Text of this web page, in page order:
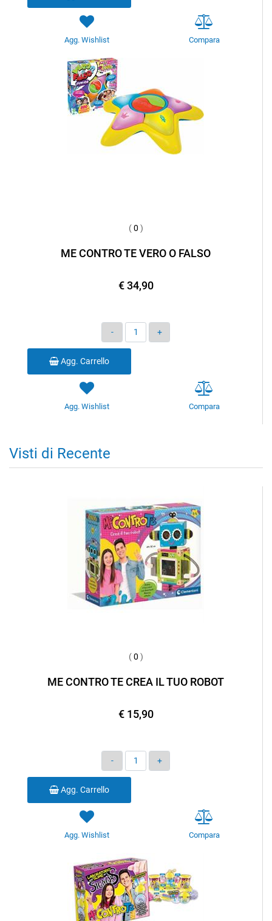
Agg. Wishlist Compara
(0 )
ME CONTRO TE VERO O FALSO
€ 34,90
Quantità
Agg. Carrello
Agg. Wishlist Compara
Visti di Recente
(0 )
ME CONTRO TE CREA IL TUO ROBOT
€ 15,90
Quantità
Agg. Carrello
Agg. Wishlist Compara